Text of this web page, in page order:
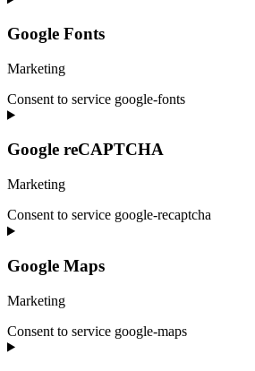
Google Fonts
Marketing
Consent to service google-fonts
Google reCAPTCHA
Marketing
Consent to service google-recaptcha
Google Maps
Marketing
Consent to service google-maps